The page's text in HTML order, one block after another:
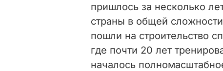
пришлось за несколько
страны в общей
пошли на строительство
где почти 20 лет
началось